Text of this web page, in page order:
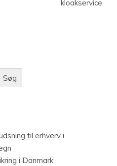
kloakservice
Søg
til erhverv i
i Danmark